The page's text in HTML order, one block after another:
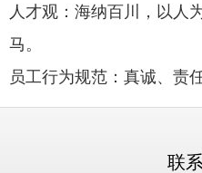
人才观：海纳百川，以人
马。
员工行为规范：真诚、责
联